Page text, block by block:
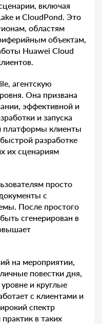
включая
и CloudPond. Это
областям
объектам,
Huawei Cloud
агентскую
Она призвана
эффективной и
и запуска
клиенты
разработке
их сценариям
просто
с
После простого
сгенерирован в
на мероприятии,
повестки дня,
и круглые
с клиентами и
спектр
в таких